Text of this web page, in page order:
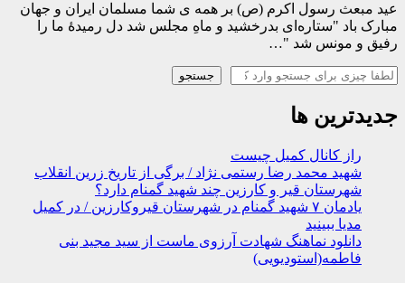
عید مبعث رسول اکرم (ص) بر همه ی شما مسلمان ایران و جهان
مبارک باد "ستاره‌ای بدرخشید و ماهِ مجلس شد دل رمیدهٔ ما را
رفیق و مونس شد "…
جستجو
جستجو
جدیدترین ها
راز کانال کمیل چیست
شهید محمد رضا رستمی نژاد / برگی از تاریخ زرین انقلاب
شهرستان قیر و کارزین چند شهید گمنام دارد؟
یادمان ۷ شهید گمنام در شهرستان قیروکارزین / در کمیل
مدیا ببینید
دانلود نماهنگ شهادت آرزوی ماست از سید مجید بنی
فاطمه(استودیویی)